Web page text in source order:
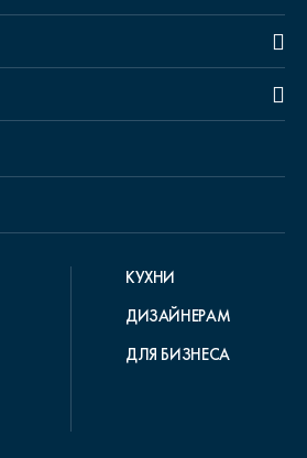
КУХНИ
ДИЗАЙНЕРАМ
ДЛЯ БИЗНЕСА